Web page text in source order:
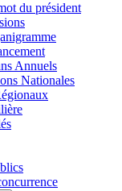
du président
Annuels
Nationales